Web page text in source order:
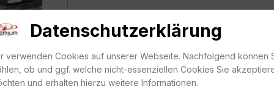
Datenschutzerklärung
verwenden Cookies auf unserer Webseite. Nachfolgend können
ob und ggf. welche nicht-essenziellen Cookies Sie
und erhalten hierzu weitere Informationen.